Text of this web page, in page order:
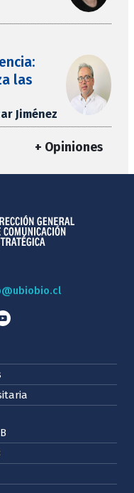
las
Jiménez
+ Opiniones